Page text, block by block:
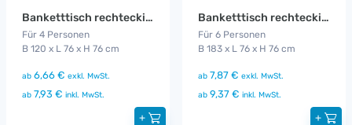
Banketttisch rechteckig 1,20 m
Für 4 Personen
B 120 x L 76 x H 76 cm
ab 6,66 € exkl. MwSt.
ab 7,93 € inkl. MwSt.
+
Banketttisch rechteckig 1,83 m
Für 6 Personen
B 183 x L 76 x H 76 cm
ab 7,87 € exkl. MwSt.
ab 9,37 € inkl. MwSt.
+